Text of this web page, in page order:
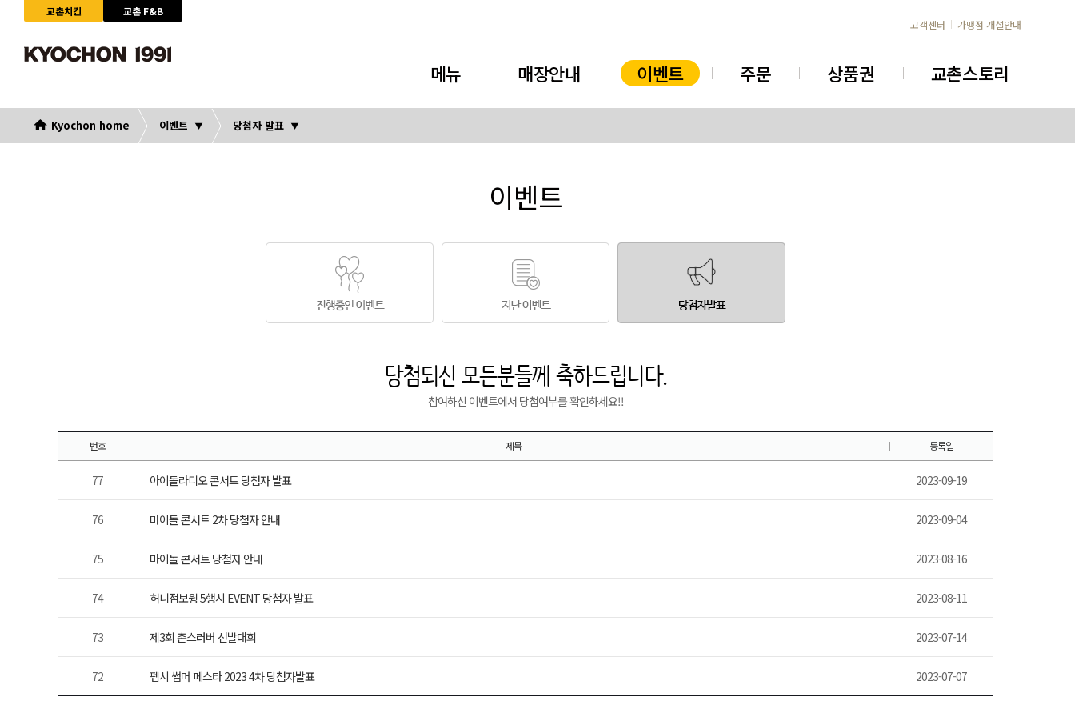
교촌치킨
교촌 F&B
고객센터
가맹점 개설안내
메뉴 매장안내 이벤트 주문 상품권 교촌스토리
Kyochon home 이벤트 당첨자 발표
이벤트
당첨되신 모든분들께 축하드립니다.
참여하신 이벤트에서 당첨여부를 확인하세요!!
번호 제목 등록일
77 아이돌라디오 콘서트 당첨자 발표 2023-09-19
76 마이돌 콘서트 2차 당첨자 안내 2023-09-04
75 마이돌 콘서트 당첨자 안내 2023-08-16
74 허니점보윙 5행시 EVENT 당첨자 발표 2023-08-11
73 제3회 촌스러버 선발대회 2023-07-14
72 펩시 썸머 페스타 2023 4차 당첨자발표 2023-07-07